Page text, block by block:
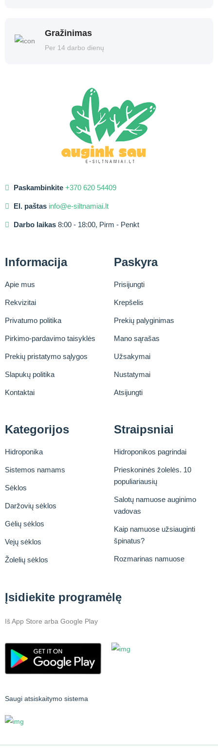
Gražinimas
Per 14 darbo dienų
Paskambinkite +370 620 54409
El. paštas info@e-siltnamiai.lt
Darbo laikas 8:00 - 18:00, Pirm - Penkt
Informacija
Apie mus
Rekvizitai
Privatumo politika
Pirkimo-pardavimo taisyklės
Prekių pristatymo sąlygos
Slapukų politika
Kontaktai
Paskyra
Prisijungti
Krepšelis
Prekių palyginimas
Mano sąrašas
Užsakymai
Nustatymai
Atsijungti
Kategorijos
Hidroponika
Sistemos namams
Sėklos
Daržovių sėklos
Gėlių sėklos
Vejų sėklos
Žolelių sėklos
Straipsniai
Hidroponikos pagrindai
Prieskoninės žolelės. 10
populiariausių
Salotų namuose auginimo
vadovas
Kaip namuose užsiauginti
špinatus?
Rozmarinas namuose
Įsidiekite programėlę
Iš App Store arba Google Play
Saugi atsiskaitymo sistema